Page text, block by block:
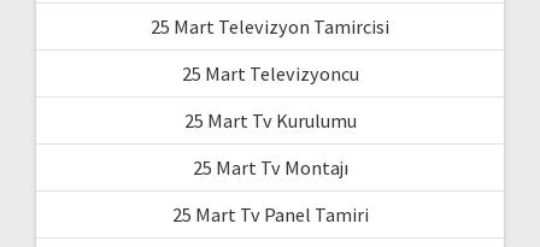
25 Mart Televizyon Tamircisi
25 Mart Televizyoncu
25 Mart Tv Kurulumu
25 Mart Tv Montajı
25 Mart Tv Panel Tamiri